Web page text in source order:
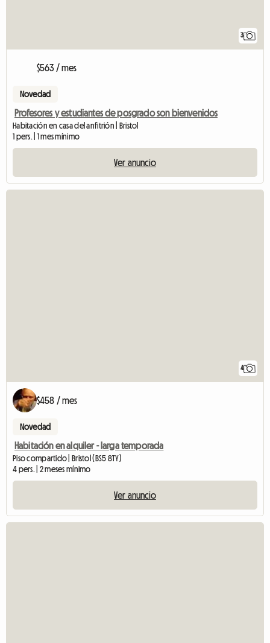
3
$563 / mes
Novedad
Profesores y estudiantes de posgrado son bienvenidos
Habitación en casa del anfitrión | Bristol
1 pers. | 1 mes mínimo
Ver anuncio
4
$458 / mes
Novedad
Habitación en alquiler - larga temporada
Piso compartido | Bristol (BS5 8TY)
4 pers. | 2 meses mínimo
Ver anuncio